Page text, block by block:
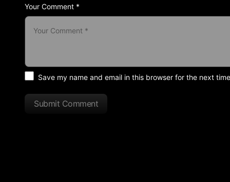
Your Comment *
Save my name and email in this browser for the next
Submit Comment